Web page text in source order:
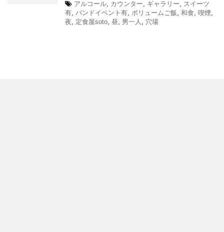
アルコール, カウンター, ギャラリー, スイーツ
有, バンドイベント有, ボリュームご飯, 和食, 喫煙,
夜, 定食屋soto, 昼, 男一人 , 穴場